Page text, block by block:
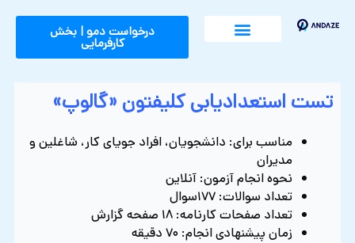
درخواست دمو |‌ بخش
کارفرمایی
تست استعدادیابی کلیفتون «گالوپ»
مناسب برای: دانشجویان، افراد جویای کار، شاغلین و
مدیران
نحوه انجام آزمون: آنلاین
تعداد سوالات: ۱۷۷سوال
تعداد صفحات کارنامه: ۱۸ صفحه گزارش
زمان پیشنهادی انجام: ۷۰ دقیقه